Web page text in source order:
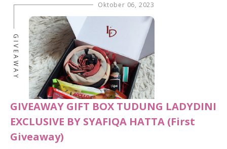
Oktober 06, 2023
GIVEAWAY
GIVEAWAY GIFT BOX TUDUNG LADYDINI
EXCLUSIVE BY SYAFIQA HATTA (First
Giveaway)